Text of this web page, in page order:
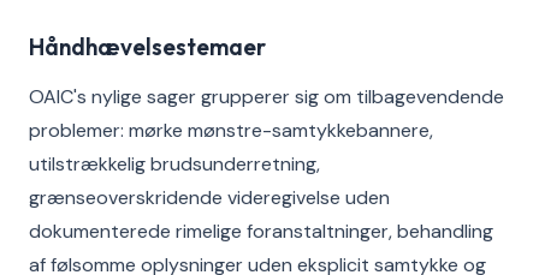
Håndhævelsestemaer
OAIC's nylige sager grupperer sig om tilbagevendende
problemer: mørke mønstre-samtykkebannere,
utilstrækkelig brudsunderretning,
grænseoverskridende videregivelse uden
dokumenterede rimelige foranstaltninger, behandling
af følsomme oplysninger uden eksplicit samtykke og